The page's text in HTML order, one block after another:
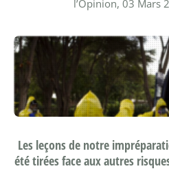
l’Opinion, 03 Mars
Les leçons de notre
été tirées face aux autres